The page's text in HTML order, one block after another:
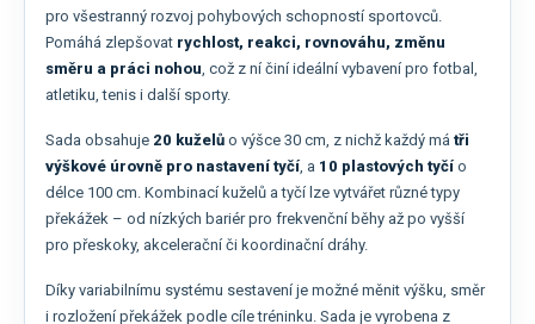
pro všestranný rozvoj pohybových schopností sportovců.
Pomáhá zlepšovat rychlost, reakci, rovnováhu, změnu
směru a práci nohou , což z ní činí ideální vybavení pro fotbal,
atletiku, tenis i další sporty.
Sada obsahuje 20 kuželů o výšce 30 cm, z nichž každý má tři
výškové úrovně pro nastavení tyčí , a 10 plastových tyčí o
délce 100 cm. Kombinací kuželů a tyčí lze vytvářet různé typy
překážek – od nízkých bariér pro frekvenční běhy až po vyšší
pro přeskoky, akcelerační či koordinační dráhy.
Díky variabilnímu systému sestavení je možné měnit výšku, směr
i rozložení překážek podle cíle tréninku. Sada je vyrobena z